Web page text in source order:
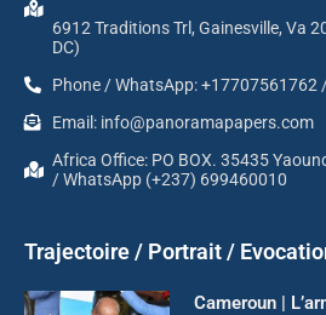
6912 Traditions Trl, Gainesville, Va
DC)
Phone / WhatsApp: +17707561762
Email: info@panoramapapers.com
Africa Office: PO BOX. 35435
/ WhatsApp (+237) 699460010
Trajectoire / Portrait /
Cameroun |